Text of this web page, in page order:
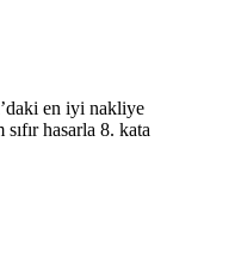
en iyi nakliye
hasarla 8. kata